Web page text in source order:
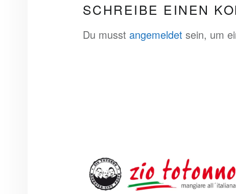
SCHREIBE EINEN
Du musst angemeldet sein, um
FOOTER SIDEBAR